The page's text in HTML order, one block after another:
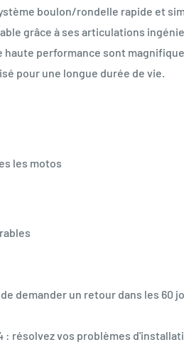
boulon/rondelle rapide et
grâce à ses articulations
haute performance sont
pour une longue durée de vie.
les motos
demander un retour dans les 60
: résolvez vos problèmes